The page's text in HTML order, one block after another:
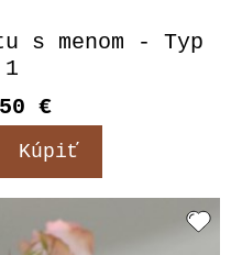
s menom - Typ
1
€